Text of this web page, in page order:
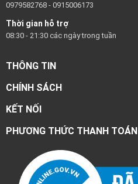
0979582768 - 0915006173
Thời gian hỗ trợ
08:30 - 21:30 các ngày trong tuần
THÔNG TIN
CHÍNH SÁCH
KẾT NỐI
PHƯƠNG THỨC THANH TOÁN